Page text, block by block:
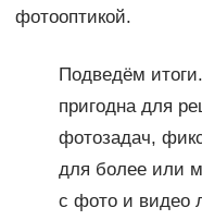
фотооптикой.
Подведём
пригодна для
фотозадач,
для более или
с фото и видео